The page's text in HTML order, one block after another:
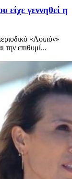
είχε γεννηθεί η
«Λοιπόν»
την επιθυμί...